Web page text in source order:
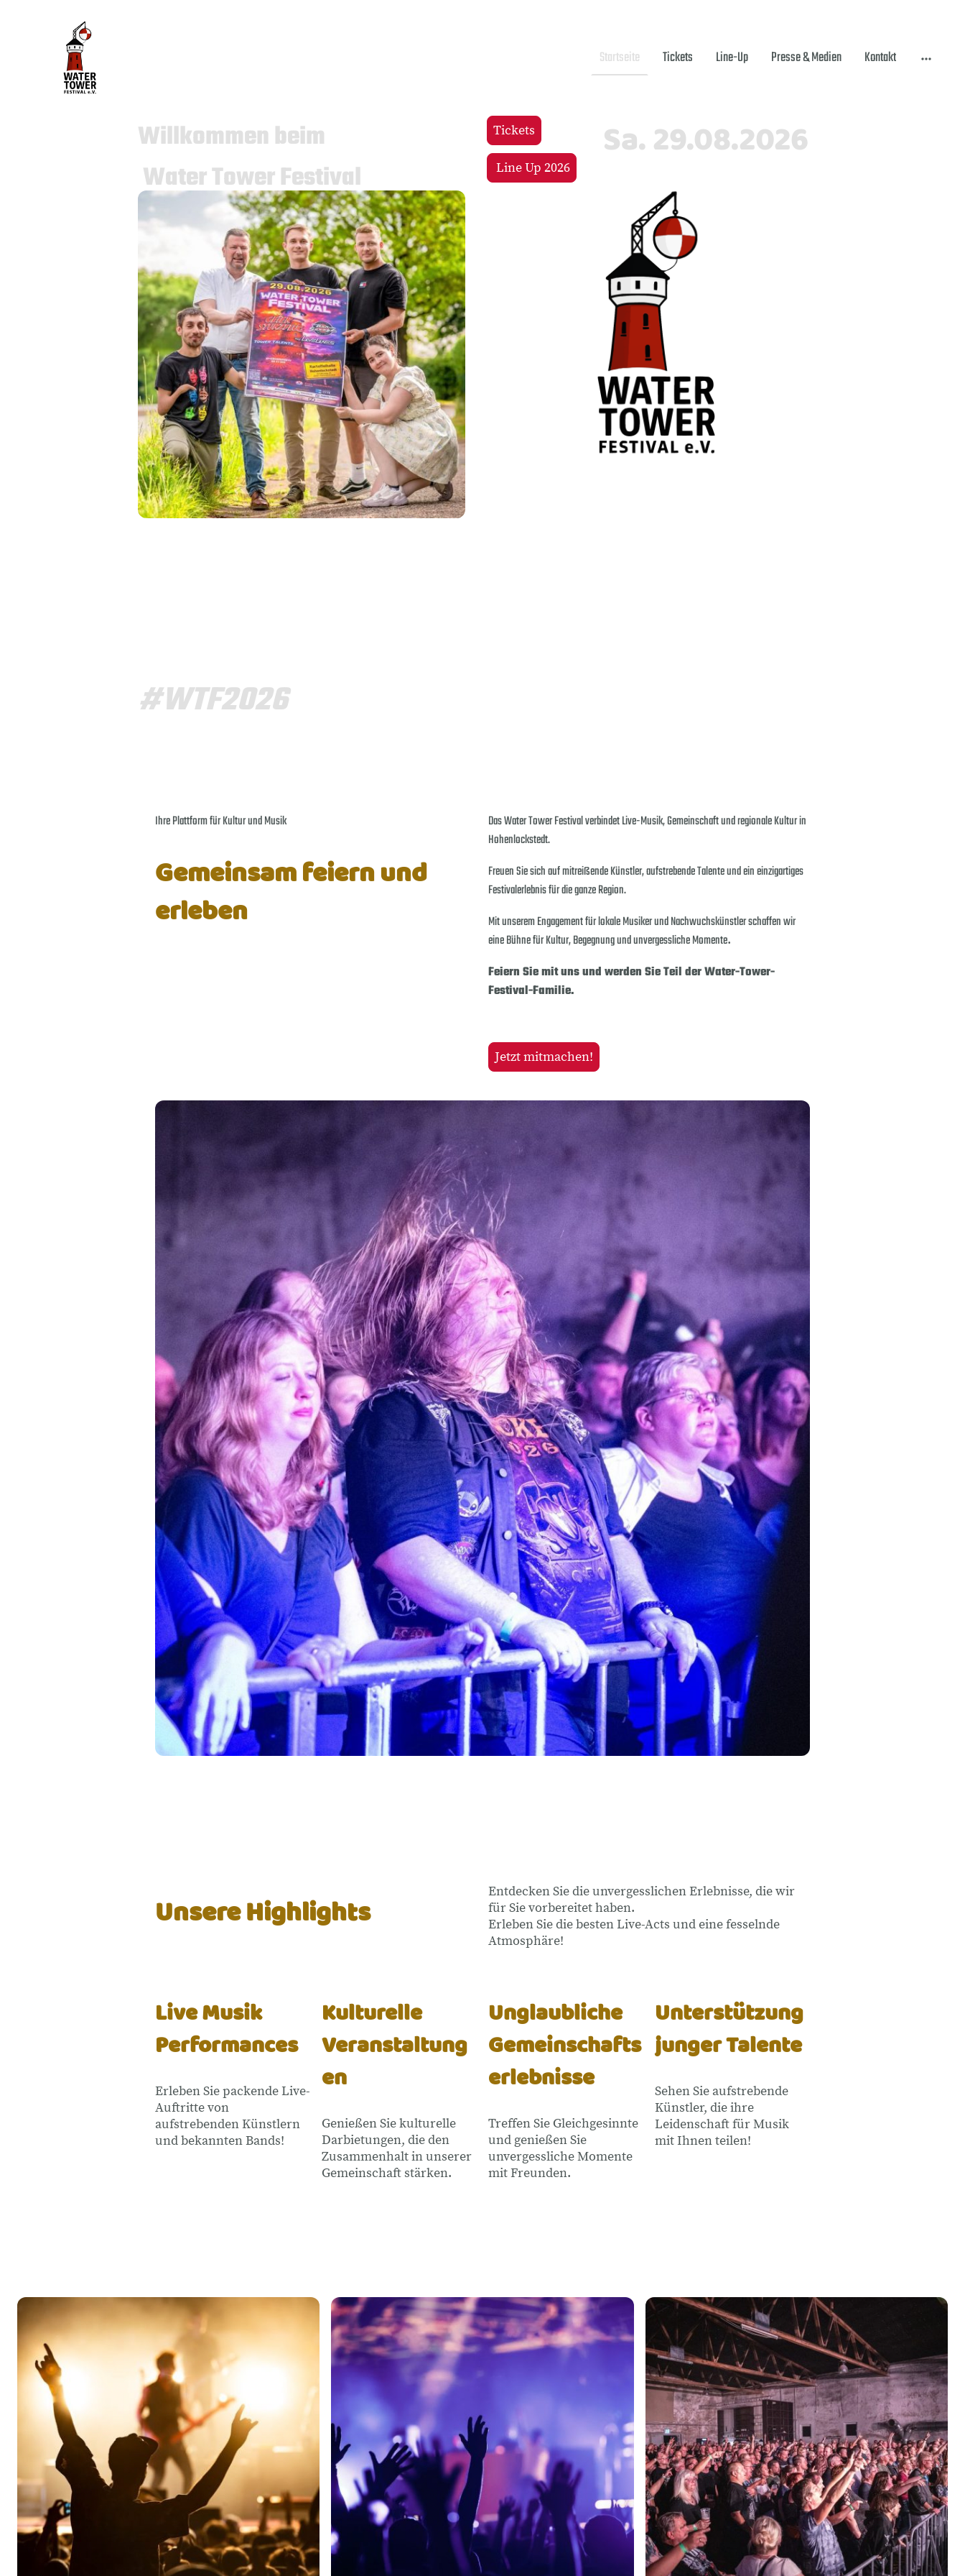
Startseite Tickets Line-Up Presse & Medien Kontakt
Willkommen beim
Water Tower Festival
Tickets
Line Up 2026
Sa. 29.08.2026
#WTF2026
Ihre Plattform für Kultur und Musik
Gemeinsam feiern und
erleben
Das Water Tower Festival verbindet Live-Musik, Gemeinschaft und regionale Kultur in
Hohenlockstedt.
Freuen Sie sich auf mitreißende Künstler, aufstrebende Talente und ein einzigartiges
Festivalerlebnis für die ganze Region.
Mit unserem Engagement für lokale Musiker und Nachwuchskünstler schaffen wir
eine Bühne für Kultur, Begegnung und unvergessliche Momente.
Feiern Sie mit uns und werden Sie Teil der Water-Tower-
Festival-Familie.
Jetzt mitmachen!
Unsere Highlights
Entdecken Sie die unvergesslichen Erlebnisse, die wir
für Sie vorbereitet haben.
Erleben Sie die besten Live-Acts und eine fesselnde
Atmosphäre!
Live Musik
Performances
Erleben Sie packende Live-
Auftritte von
aufstrebenden Künstlern
und bekannten Bands!
Kulturelle
Veranstaltung
en
Genießen Sie kulturelle
Darbietungen, die den
Zusammenhalt in unserer
Gemeinschaft stärken.
Unglaubliche
Gemeinschafts
erlebnisse
Treffen Sie Gleichgesinnte
und genießen Sie
unvergessliche Momente
mit Freunden.
Unterstützung
junger Talente
Sehen Sie aufstrebende
Künstler, die ihre
Leidenschaft für Musik
mit Ihnen teilen!